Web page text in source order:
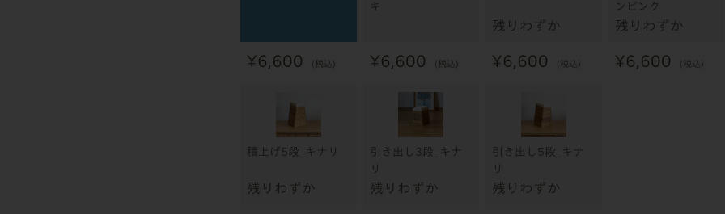
¥6,600 税込
キ
¥6,600 税込
残りわずか
¥6,600 税込
ンピンク
残りわずか
¥6,600 税込
積上げ5段_キナリ
残りわずか
引き出し3段_キナ
リ
残りわずか
引き出し5段_キナ
リ
残りわずか